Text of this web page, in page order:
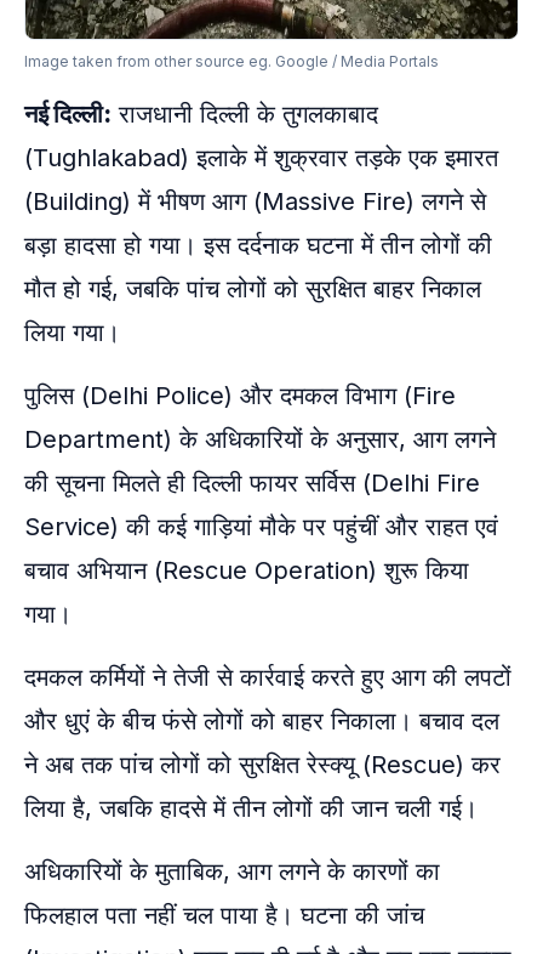
Image taken from other source eg. Google / Media Portals
नई दिल्ली: राजधानी दिल्ली के तुगलकाबाद
(Tughlakabad) इलाके में शुक्रवार तड़के एक इमारत
(Building) में भीषण आग (Massive Fire) लगने से
बड़ा हादसा हो गया। इस दर्दनाक घटना में तीन लोगों की
मौत हो गई, जबकि पांच लोगों को सुरक्षित बाहर निकाल
लिया गया।
पुलिस (Delhi Police) और दमकल विभाग (Fire
Department) के अधिकारियों के अनुसार, आग लगने
की सूचना मिलते ही दिल्ली फायर सर्विस (Delhi Fire
Service) की कई गाड़ियां मौके पर पहुंचीं और राहत एवं
बचाव अभियान (Rescue Operation) शुरू किया
गया।
दमकल कर्मियों ने तेजी से कार्रवाई करते हुए आग की लपटों
और धुएं के बीच फंसे लोगों को बाहर निकाला। बचाव दल
ने अब तक पांच लोगों को सुरक्षित रेस्क्यू (Rescue) कर
लिया है, जबकि हादसे में तीन लोगों की जान चली गई।
अधिकारियों के मुताबिक, आग लगने के कारणों का
फिलहाल पता नहीं चल पाया है। घटना की जांच